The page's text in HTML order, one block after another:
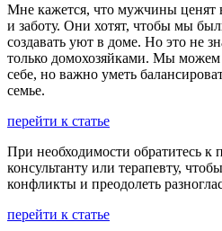
Мне кажется, что мужчины ценят
и заботу. Они хотят, чтобы мы
создавать уют в доме. Но это не
только домохозяйками. Мы можем
себе, но важно уметь
семье.
перейти к статье
При необходимости обратитесь к
консультанту или терапевту,
конфликты и преодолеть
перейти к статье